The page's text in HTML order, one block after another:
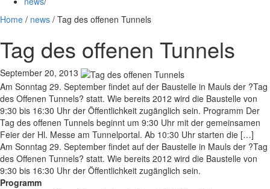
Home / news / Tag des offenen Tunnels
Tag des offenen Tunnels
September 20, 2013
Am Sonntag 29. September findet auf der Baustelle in Mauls der ?Tag
des Offenen Tunnels? statt. Wie bereits 2012 wird die Baustelle von
9:30 bis 16:30 Uhr der Öffentlichkeit zugänglich sein. Programm Der
Tag des offenen Tunnels beginnt um 9:30 Uhr mit der gemeinsamen
Feier der Hl. Messe am Tunnelportal. Ab 10:30 Uhr starten die […]
Am Sonntag 29. September findet auf der Baustelle in Mauls der ?Tag
des Offenen Tunnels? statt. Wie bereits 2012 wird die Baustelle von
9:30 bis 16:30 Uhr der Öffentlichkeit zugänglich sein.
Programm